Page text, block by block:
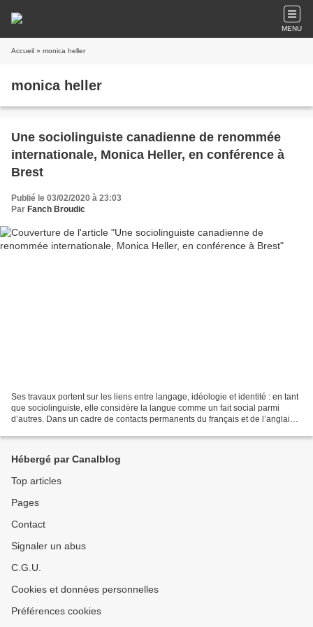
MENU
Accueil » monica heller
monica heller
Une sociolinguiste canadienne de renommée
internationale, Monica Heller, en conférence à
Brest
Publié le 03/02/2020 à 23:03
Par Fanch Broudic
Ses travaux portent sur les liens entre langage, idéologie et identité : en tant
que sociolinguiste, elle considère la langue comme un fait social parmi
d’autres. Dans un cadre de contacts permanents du français et de l’anglais
Hébergé par Canalblog
Top articles
Pages
Contact
Signaler un abus
C.G.U.
Cookies et données personnelles
Préférences cookies